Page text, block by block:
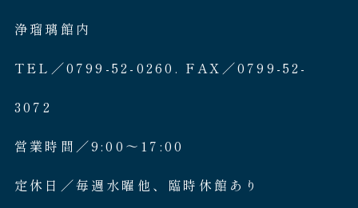
浄瑠璃館内
TEL／0799-52-0260. FAX／0799-52-
3072
営業時間／9:00〜17:00
定休日／毎週水曜他、臨時休館あり